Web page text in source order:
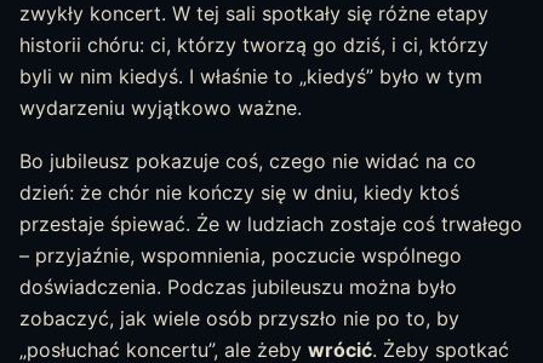
zwykły koncert. W tej sali spotkały się różne etapy
historii chóru: ci, którzy tworzą go dziś, i ci, którzy
byli w nim kiedyś. I właśnie to „kiedyś” było w tym
wydarzeniu wyjątkowo ważne.
Bo jubileusz pokazuje coś, czego nie widać na co
dzień: że chór nie kończy się w dniu, kiedy ktoś
przestaje śpiewać. Że w ludziach zostaje coś trwałego
– przyjaźnie, wspomnienia, poczucie wspólnego
doświadczenia. Podczas jubileuszu można było
zobaczyć, jak wiele osób przyszło nie po to, by
„posłuchać koncertu”, ale żeby wrócić. Żeby spotkać